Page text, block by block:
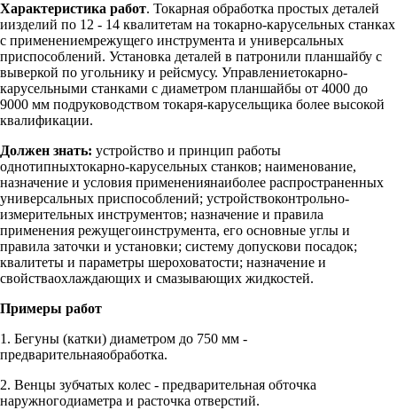
Характеристика работ. Токарная обработка простых деталей
иизделий по 12 - 14 квалитетам на токарно-карусельных станках
с применениемрежущего инструмента и универсальных
приспособлений. Установка деталей в патронили планшайбу с
выверкой по угольнику и рейсмусу. Управлениетокарно-
карусельными станками с диаметром планшайбы от 4000 до
9000 мм подруководством токаря-карусельщика более высокой
квалификации.
Должен знать: устройство и принцип работы
однотипныхтокарно-карусельных станков; наименование,
назначение и условия применениянаиболее распространенных
универсальных приспособлений; устройствоконтрольно-
измерительных инструментов; назначение и правила
применения режущегоинструмента, его основные углы и
правила заточки и установки; систему допускови посадок;
квалитеты и параметры шероховатости; назначение и
свойстваохлаждающих и смазывающих жидкостей.
Примеры работ
1. Бегуны (катки) диаметром до 750 мм -
предварительнаяобработка.
2. Венцы зубчатых колес - предварительная обточка
наружногодиаметра и расточка отверстий.